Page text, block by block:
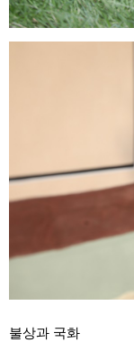
불상과 국화